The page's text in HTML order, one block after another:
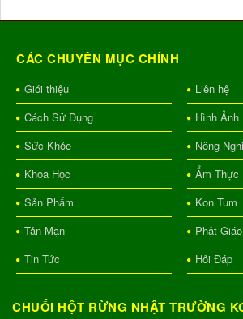
CÁC CHUYÊN MỤC CHÍNH
Giới thiệu
Liên hệ
Cách Sử Dụng
Hình Ảnh
Sức Khỏe
Nông
Khoa Học
Ẩm Thực
Sản Phẩm
Kon Tum
Tản Mạn
Phật Giáo
Tin Tức
Hỏi Đáp
CHUỐI HỘT RỪNG NHẬT TRƯỜNG